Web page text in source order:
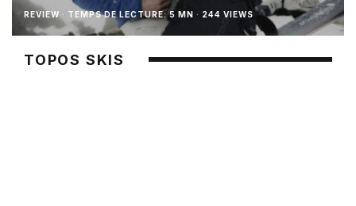
REVIEW · TEMPS DE LECTURE: 5 MN · 244 VIEWS
TOPOS SKIS